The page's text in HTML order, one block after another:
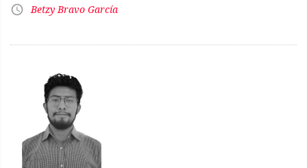
Betzy Bravo García